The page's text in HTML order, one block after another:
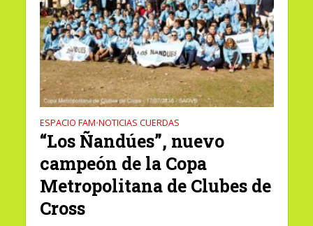
ESPACIO FAM•NOTICIAS CUERDAS
“Los Ñandúes”, nuevo
campeón de la Copa
Metropolitana de Clubes de
Cross